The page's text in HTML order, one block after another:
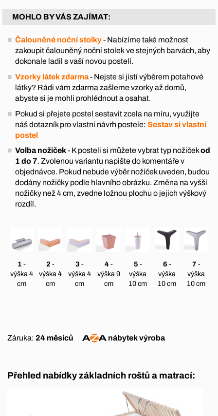
MOHLO BY VÁS ZAJÍMAT:
Čalouněné noční stolky- Nabízíme také možnost
zakoupit čalouněný noční stolek ve stejných barvách, aby
dokonale ladil s vaší novou postelí.
Vzorky látek zdarma- Nejste si jistí výběrem potahové
látky? Rádi vám zdarma zašleme vzorky až domů,
abyste si je mohli prohlédnout a osahat.
Pokud si přejete postel sestavit zcela na míru, využijte
náš dotazník pro vlastní návrh postele: Sestav si vlastní
postel
Volba nožiček- K posteli si můžete vybrat typ nožičekod
1 do 7. Zvolenou variantu napište do komentáře v
objednávce. Pokud nebude výběr nožiček uveden, budou
dodány nožičky podle hlavního obrázku. Změna na vyšší
nožičky než 4 cm, zvedne ložnou plochu o jejich výškový
rozdíl.
1 -
výška 4
cm
2 -
výška 4
cm
3 -
výška 4
cm
4 -
výška 9
cm
5 -
výška
10 cm
6 -
výška
10 cm
7 -
výška
10 cm
Záruka: 24 měsíců nábytekvýroba
Přehled nabídky základních roštů a matrací: